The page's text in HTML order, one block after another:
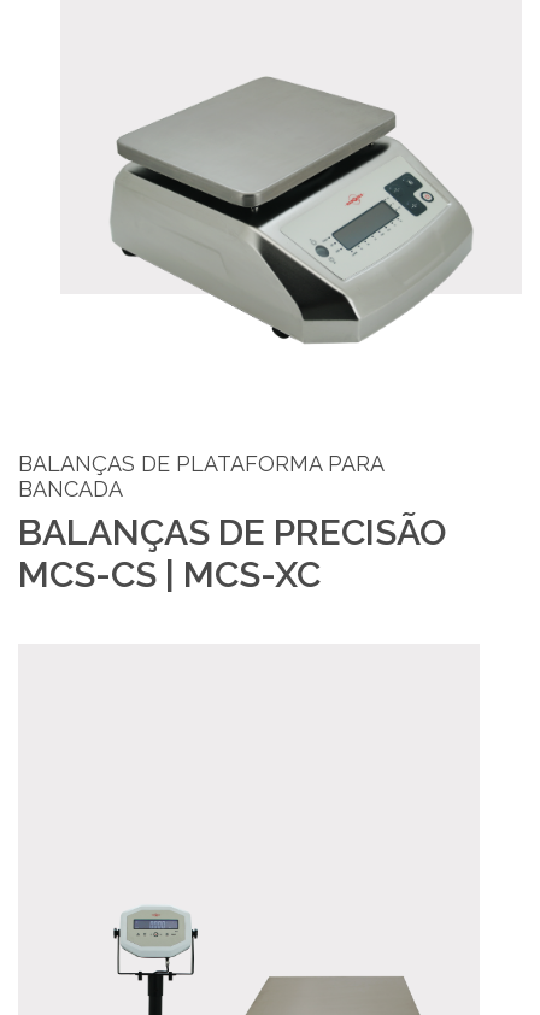
BALANÇAS DE PLATAFORMA PARA
BANCADA
BALANÇAS DE PRECISÃO
MCS-CS | MCS-XC